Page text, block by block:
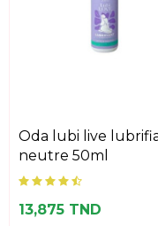
oda lubi live lubrifiant
neutre 50ml
13,875 TND